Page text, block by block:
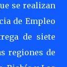
se realizan
de Empleo
de siete
regiones de